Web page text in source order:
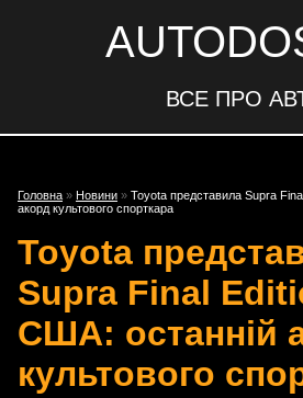
ВСЕ ПРО
Головна » Новини » Toyota представила Supra
акорд культового спорткара
Toyota
Supra Final
США: останній
культового